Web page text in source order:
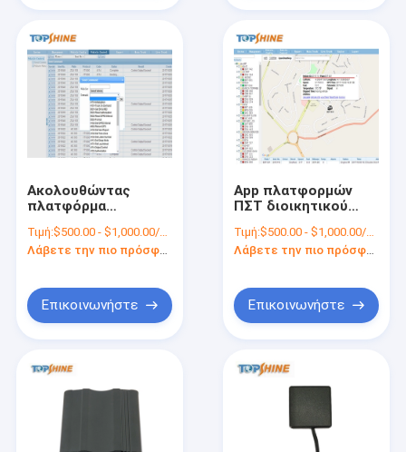
Προϊόντα
Βίντεο
Ακολουθώντας
πλατφόρμα
στόλου GSM GPRS01
με το κωδικό πηγής
Τιμή:$500.00 - $1,000.00/Pieces
Λάβετε την πιο πρόσφατη τιμή
Επικοινωνήστε
App πλατφορμών
ΠΣΤ διοικητικού
συμμετοχής
καυσίμων
Τιμή:$500.00 - $1,000.00/Pieces
Επικοινωνήστε